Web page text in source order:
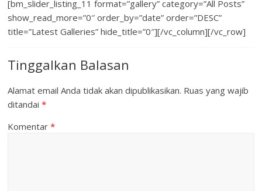
[bm_slider_listing_11 format=”gallery” category=”All Posts”
show_read_more=”0″ order_by=”date” order=”DESC”
title=”Latest Galleries” hide_title=”0″][/vc_column][/vc_row]
Tinggalkan Balasan
Alamat email Anda tidak akan dipublikasikan. Ruas yang wajib
ditandai*
Komentar*